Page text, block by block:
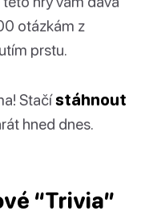
otázkám z
prstu.
Stačístáhnout
hned dnes.
“Trivia”